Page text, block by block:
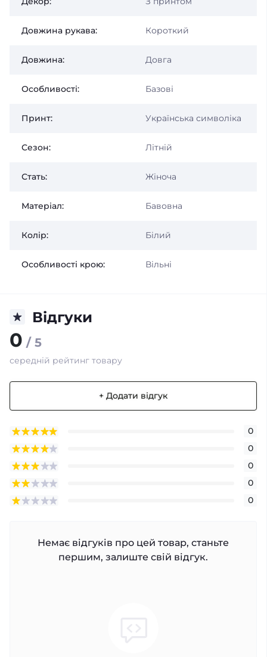
Довжина рукава: Короткий
Довжина: Довга
Особливості: Базові
Принт: Українська символіка
Сезон: Літній
Стать: Жіноча
Матеріал: Бавовна
Колір: Білий
Особливості крою: Вільні
Відгуки
0 / 5
середній рейтинг товару
+ Додати відгук
0
0
0
0
0
Немає відгуків про цей товар, станьте
першим, залиште свій відгук.